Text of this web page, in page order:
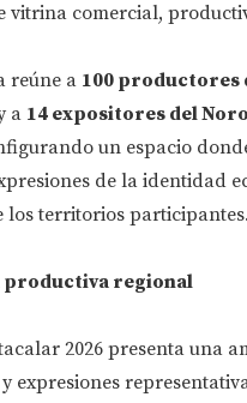
vitrina comercial,
reúne a 100 productores
a 14 expositores del
un espacio
de la identidad
los territorios participantes.
productiva regional
2026 presenta una
expresiones